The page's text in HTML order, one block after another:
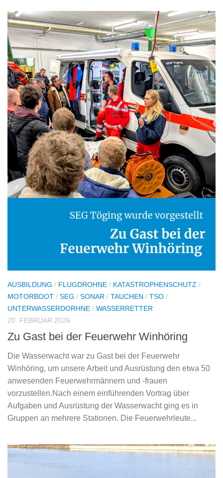
AUSBILDUNG / FLUGDROHNE / KATASTROPHENSCHUTZ /
MOTORBOOT / SEG / SONAR / TAUCHEN / TSO /
UNTERWASSERDORHNE / WASSERRETTER
20. FEBRUAR 2026
Zu Gast bei der Feuerwehr Winhöring
Die Wasserwacht war zu Gast bei der Feuerwehr
Winhöring, um unsere Arbeit und Ausrüstung den etwa 50
anwesenden Feuerwehrmännern und -frauen
vorzustellen.Nach einem einführenden Vortrag über
Aufgaben und Ausrüstung der Wasserwacht ging es in
Gruppen an mehrere Stationen. Die Feuerwehrleute...